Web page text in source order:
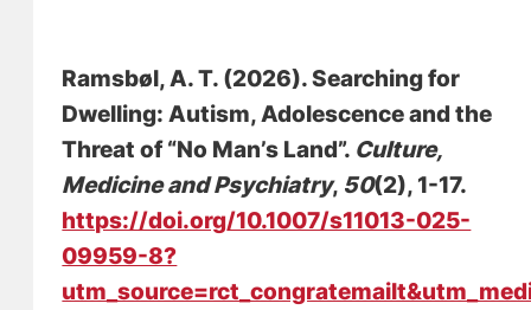
Ramsbøl, A. T. (2026).Searching for
Dwelling: Autism, Adolescence and the
Threat of “No Man’s Land”. Culture,
Medicine and Psychiatry, 50(2), 1-17.
https://doi.org/10.1007/s11013-025-
09959-8?